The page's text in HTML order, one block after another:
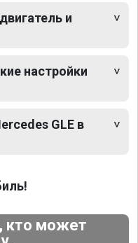
и
настройки
GLE в
кто может